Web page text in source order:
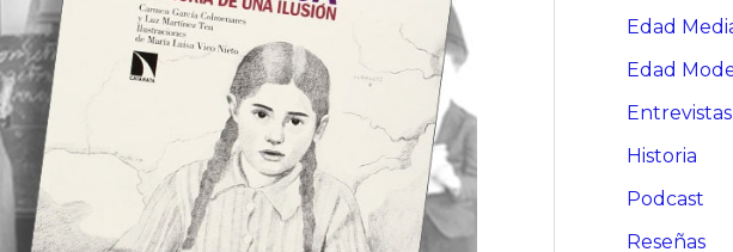
Edad
Edad
Entrevistas
Historia
Podcast
Reseñas